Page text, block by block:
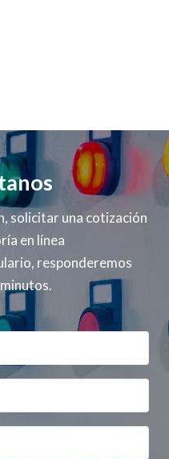
solicitar una cotización
en línea
responderemos